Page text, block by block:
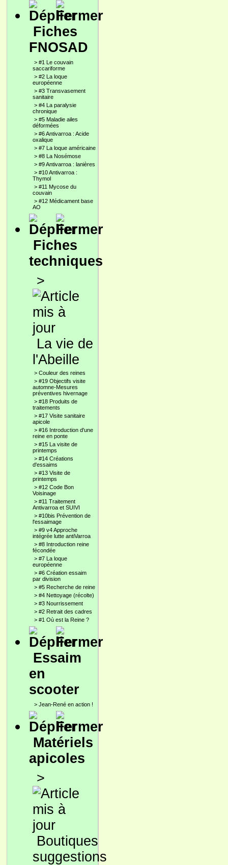
Fiches
FNOSAD
> #1 Le couvain
saccariforme
> #2 La loque
européenne
> #3 Transvasement
sanitaire
> #4 La paralysie
chronique
> #5 Maladie ailes
déformées
> #6 Antivarroa : Acide
oxalique
> #7 La loque américaine
> #8 La Nosémose
> #9 Antivarroa : lanières
> #10 Antivarroa :
Thymol
> #11 Mycose du
couvain
> #12 Médicament base
AO
Fiches
techniques
>
La vie de
l'Abeille
> Couleur des reines
> #19 Objectifs visite
automne-Mesures
préventives hivernage
> #18 Produits de
traitements
> #17 Visite sanitaire
apicole
> #16 Introduction d'une
reine en ponte
> #15 La visite de
printemps
> #14 Créations
d'essaims
> #13 Visite de
printemps
> #12 Code Bon
Voisinage
> #11 Traitement
Antivarroa et SUIVI
> #10bis Prévention de
l'essaimage
> #9 v4 Approche
intégrée lutte antiVarroa
> #8 Introduction reine
fécondée
> #7 La loque
européenne
> #6 Création essaim
par division
> #5 Recherche de reine
> #4 Nettoyage (récolte)
> #3 Nourrissement
> #2 Retrait des cadres
> #1 Où est la Reine ?
Essaim
en
scooter
> Jean-René en action !
Matériels
apicoles
>
Boutiques
suggestions